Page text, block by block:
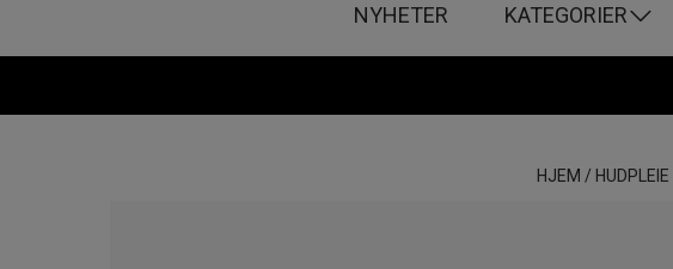
NYHETER KATEGORIER
HJEM / HUDPLEIE